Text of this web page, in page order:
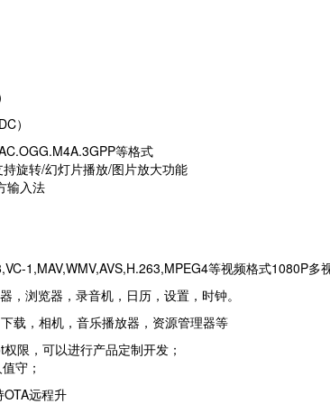
）
等格式
旋转/幻灯片播放/图片放大功能
输入法
1,MAV,WMV,AVS,H.263,MPEG4等视频格式1080P多
，浏览器，录音机，日历，设置，时钟。
载，相机，音乐播放器，资源管理器等
限，可以进行产品定制开发；
守；
远程升